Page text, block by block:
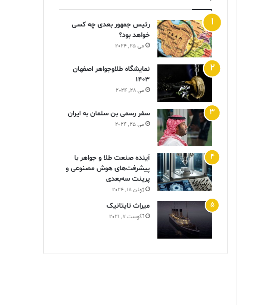
رئیس جمهور بعدی چه کسی
خواهد بود؟
می 25, 2024
نمایشگاه طلاوجواهر اصفهان
1403
می 28, 2024
سفر رسمی بن سلمان به ایران
می 25, 2024
آینده صنعت طلا و جواهر با
پیشرفت‌های هوش مصنوعی و
پرینت سه‌بعدی
ژوئن 18, 2024
ميراث تايتانيک
آگوست 7, 2021